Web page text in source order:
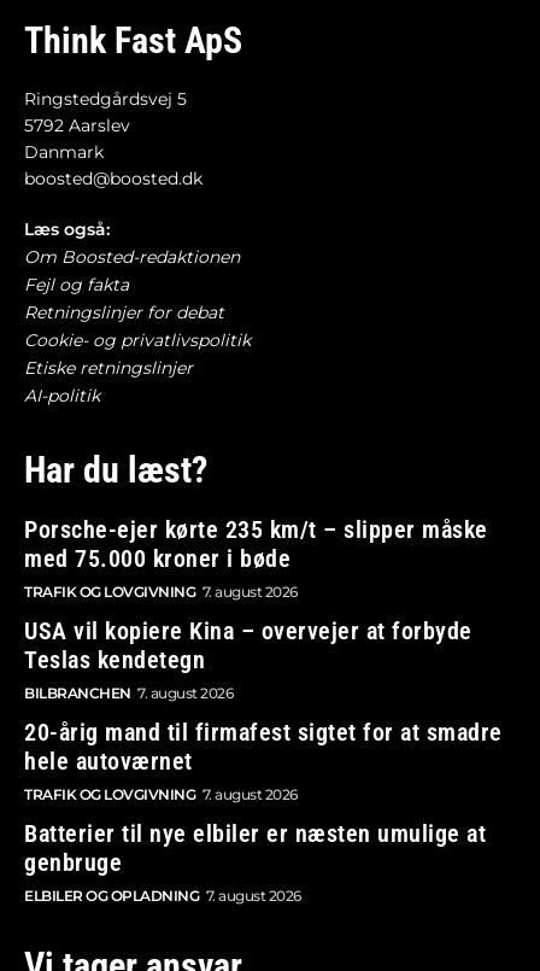
Think Fast ApS
Ringstedgårdsvej 5
5792 Aarslev
Danmark
boosted@boosted.dk
Læs også:
Om Boosted-redaktionen
Fejl og fakta
Retningslinjer for debat
Cookie- og privatlivspolitik
Etiske retningslinjer
AI-politik
Har du læst?
Porsche-ejer kørte 235 km/t – slipper måske
med 75.000 kroner i bøde
TRAFIK OG LOVGIVNING 7. august 2026
USA vil kopiere Kina – overvejer at forbyde
Teslas kendetegn
BILBRANCHEN 7. august 2026
20-årig mand til firmafest sigtet for at smadre
hele autoværnet
TRAFIK OG LOVGIVNING 7. august 2026
Batterier til nye elbiler er næsten umulige at
genbruge
ELBILER OG OPLADNING 7. august 2026